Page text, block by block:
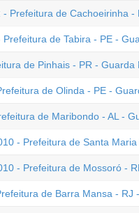
- Prefeitura de Cachoeirinha
Prefeitura de Tabira - PE -
de Pinhais - PR - Guarda
de Olinda - PE -
de Maribondo - AL -
- Prefeitura de Santa
- Prefeitura de Mossoró -
de Barra Mansa - RJ